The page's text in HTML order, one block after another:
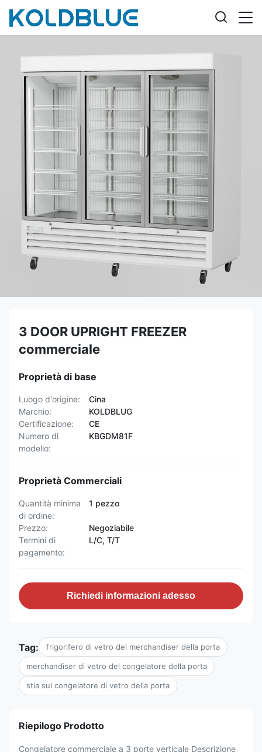
3 DOOR UPRIGHT FREEZER
commerciale
Proprietà di base
Luogo d'origine:
Cina
Marchio:
KOLDBLUG
Certificazione:
CE
Numero di
modello:
KBGDM81F
Proprietà Commerciali
Quantità minima
di ordine:
1 pezzo
Prezzo:
Negoziabile
Termini di
pagamento:
L/C, T/T
Richiedi informazioni adesso
Tag: frigorifero di vetro del merchandiser della porta
merchandiser di vetro del congelatore della porta
stia sul congelatore di vetro della porta
Riepilogo Prodotto
Congelatore commerciale a 3 porte verticale Descrizione